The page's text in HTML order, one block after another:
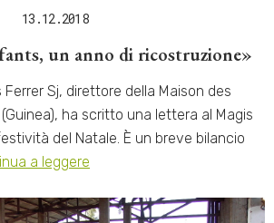
13.12.2018
un anno di ricostruzione»
Sj, direttore della Maison des
ha scritto una lettera al Magis
del Natale. È un breve bilancio
a leggere